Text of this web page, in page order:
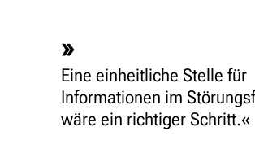
Eine einheitliche Stelle für
Informationen im
wäre ein richtiger Schritt.